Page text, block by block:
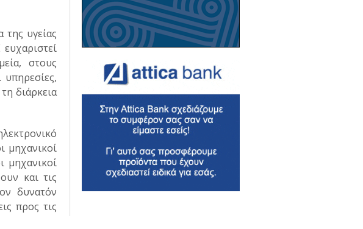
της υγείας
στους
διάρκεια
μηχανικοί
μηχανικοί
και τις
δυνατόν
προς τις